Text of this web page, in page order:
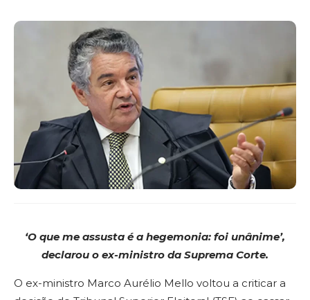
‘O que me assusta é a hegemonia: foi unânime’,
declarou o ex-ministro da Suprema Corte.
O ex-ministro Marco Aurélio Mello voltou a criticar a